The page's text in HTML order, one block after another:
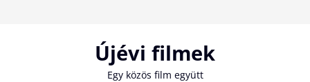
Újévi filmek
Egy közös film együtt